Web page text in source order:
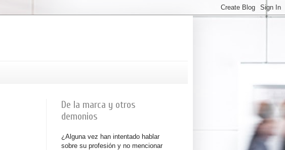
De la marca y otros
demonios
¿Alguna vez han intentado hablar
sobre su profesión y no mencionar